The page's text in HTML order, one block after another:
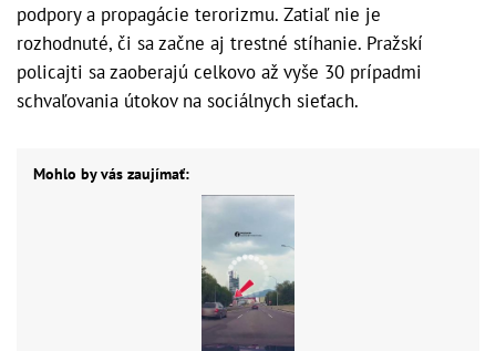
podpory a propagácie terorizmu. Zatiaľ nie je
rozhodnuté, či sa začne aj trestné stíhanie. Pražskí
policajti sa zaoberajú celkovo až vyše 30 prípadmi
schvaľovania útokov na sociálnych sieťach.
Mohlo by vás zaujímať: